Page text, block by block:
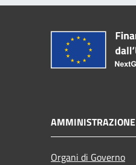
AMMINISTRAZIONE
Organi di Governo